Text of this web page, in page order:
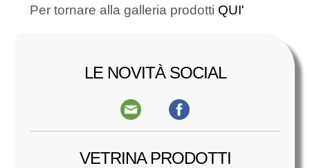
Per tornare alla galleria prodotti QUI'
LE NOVITÀ SOCIAL
VETRINA PRODOTTI